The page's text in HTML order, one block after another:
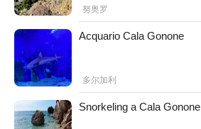
努奥罗
Acquario Cala Gonone
多尔加利
Snorkeling a Cala Gonone